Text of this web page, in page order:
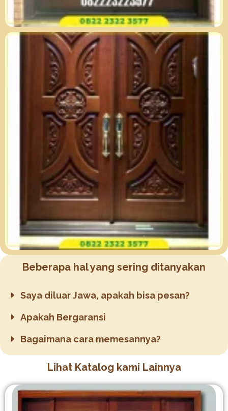
Beberapa hal yang sering ditanyakan
Saya diluar Jawa, apakah bisa pesan?
Apakah Bergaransi
Bagaimana cara memesannya?
Lihat Katalog kami Lainnya